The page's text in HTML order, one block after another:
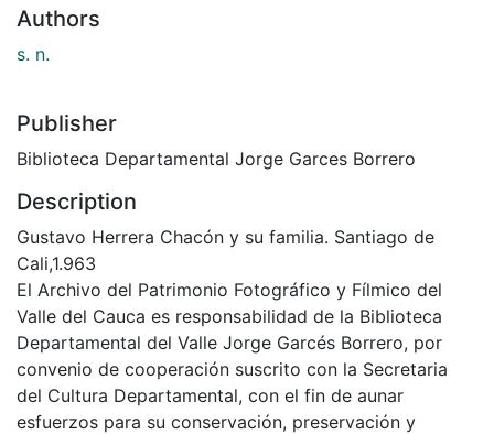
Authors
s. n.
Publisher
Biblioteca Departamental Jorge Garces Borrero
Description
Gustavo Herrera Chacón y su familia. Santiago de
Cali,1.963
El Archivo del Patrimonio Fotográfico y Fílmico del
Valle del Cauca es responsabilidad de la Biblioteca
Departamental del Valle Jorge Garcés Borrero, por
convenio de cooperación suscrito con la Secretaria
del Cultura Departamental, con el fin de aunar
esfuerzos para su conservación, preservación y